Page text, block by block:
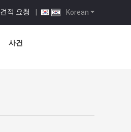
Korean
견적 요청 |
사건